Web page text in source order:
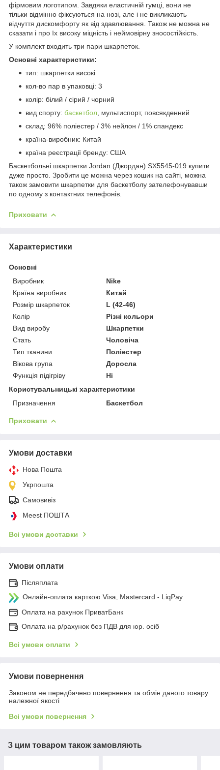
фірмовим логотипом. Завдяки еластичній гумці, вони не
тільки відмінно фіксуються на нозі, але і не викликають
відчуття дискомфорту як від здавлювання. Також не можна не
сказати і про їх високу міцність і неймовірну зносостійкість.
У комплект входить три пари шкарпеток.
Основні характеристики:
тип: шкарпетки високі
кол-во пар в упаковці: 3
колір: білий / сірий / чорний
вид спорту: баскетбол , мультиспорт, повсякденний
склад: 96% поліестер / 3% нейлон / 1% спандекс
країна-виробник: Китай
країна реєстрації бренду: США
Баскетбольні шкарпетки Jordan (Джордан) SX5545-019 купити
дуже просто. Зробити це можна через кошик на сайті, можна
також замовити шкарпетки для баскетболу зателефонувавши
по одному з контактних телефонів.
Приховати
Характеристики
Основні
Виробник
Nike
Країна виробник
Китай
Розмір шкарпеток
L (42-46)
Колір
Різні кольори
Вид виробу
Шкарпетки
Стать
Чоловіча
Тип тканини
Поліестер
Вікова група
Доросла
Функція підігріву
Ні
Користувальницькі характеристики
Призначення
Баскетбол
Приховати
Умови доставки
Нова Пошта
Укрпошта
Самовивіз
Meest ПОШТА
Всі умови доставки
Умови оплати
Післяплата
Онлайн-оплата карткою Visa, Mastercard - LiqPay
Оплата на рахунок ПриватБанк
Оплата на р/рахунок без ПДВ для юр. осіб
Всі умови оплати
Умови повернення
Законом не передбачено повернення та обмін даного товару
належної якості
Всі умови повернення
З цим товаром також замовляють